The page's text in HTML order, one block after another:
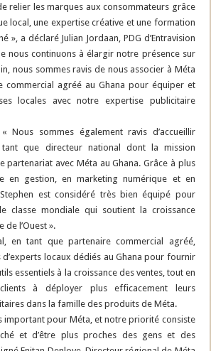
relier les marques aux consommateurs grâce
local, une expertise créative et une formation
», a déclaré Julian Jordaan, PDG d’Entravision
nous continuons à élargir notre présence sur
nous sommes ravis de nous associer à Méta
commercial agréé au Ghana pour équiper et
locales avec notre expertise publicitaire
Nous sommes également ravis d’accueillir
tant que directeur national dont la mission
partenariat avec Méta au Ghana. Grâce à plus
en gestion, en marketing numérique et en
est considéré très bien équipé pour
classe mondiale qui soutient la croissance
de l’Ouest ».
en tant que partenaire commercial agréé,
locaux dédiés au Ghana pour fournir
essentiels à la croissance des ventes, tout en
à déployer plus efficacement leurs
dans la famille des produits de Méta.
important pour Méta, et notre priorité consiste
et d’être plus proches des gens et des